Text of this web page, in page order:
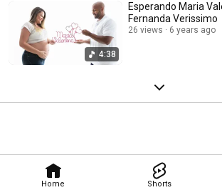
Home Shorts
4:38
Esperando Maria
Fernanda Verissimo
26 views 6 years ago